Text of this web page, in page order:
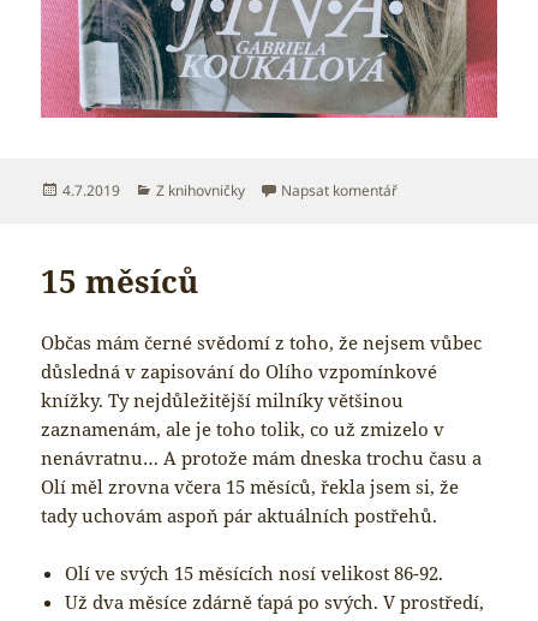
Publikováno:
4.7.2019 Rubriky:
Z knihovničky Napsat komentářpro text s názvem
15 měsíců
Občas mám černé svědomí z toho, že nejsem vůbec
důsledná v zapisování do Olího vzpomínkové
knížky. Ty nejdůležitější milníky většinou
zaznamenám, ale je toho tolik, co už zmizelo v
nenávratnu… A protože mám dneska trochu času a
Olí měl zrovna včera 15 měsíců, řekla jsem si, že
tady uchovám aspoň pár aktuálních postřehů.
Olí ve svých 15 měsících nosí velikost 86-92.
Už dva měsíce zdárně ťapá po svých. V prostředí,